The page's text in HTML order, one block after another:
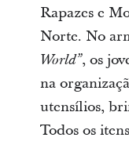
Rapazes e
Norte. No
World”, os
na
utensílios,
Todos os